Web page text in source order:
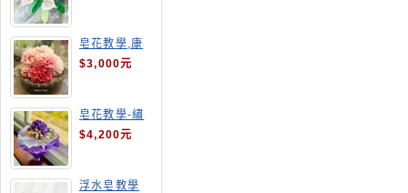
皂花教學,康
乃馨
$3,000元
皂花教學-繡
球花皂花束
$4,200元
浮水皂教學